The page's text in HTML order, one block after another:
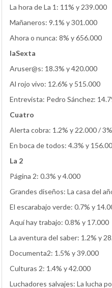
La hora de La 1: 11% y 239.000
Mañaneros: 9.1% y 301.000
Ahora o nunca: 8% y 656.000
laSexta
Aruser@s: 18.3% y 420.000
Al rojo vivo: 12.6% y 515.000
Entrevista: Pedro Sánchez:
Cuatro
Alerta cobra: 1.2% y 22.000 /
En boca de todos: 4.3% y
La 2
Página 2: 0.3% y 4.000
Grandes diseños: La casa del
El escarabajo verde: 0.7% y
Aquí hay trabajo: 0.8% y 17.000
La aventura del saber: 1.2% y
Documenta2: 1.5% y 39.000
Culturas 2: 1.4% y 42.000
Luchadores salvajes: La lucha